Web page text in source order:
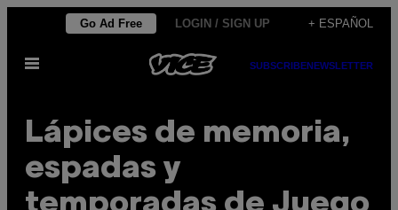
contenido
Go Ad Free LOGIN / SIGN UP + ESPAÑOL
Abrir
SUBSCRIBENEWSLETTER
Lápices de memoria,
espadas y
temporadas de Juego